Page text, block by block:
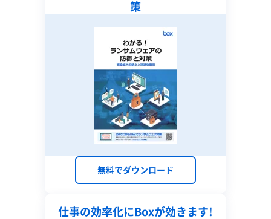
策
無料でダウンロード
仕事の効率化にBoxが効きます!